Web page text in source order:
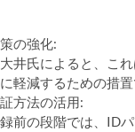
の強化:
井氏によると、こ
軽減するための措置
方法の活用:
前の段階では、ID